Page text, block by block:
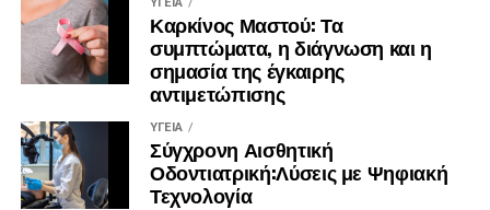
Καρκίνος Μαστού: Τα
συμπτώματα, η διάγνωση και η
σημασία της έγκαιρης
αντιμετώπισης
ΥΓΕΊΑ
Σύγχρονη Αισθητική
Οδοντιατρική:Λύσεις με Ψηφιακή
Τεχνολογία